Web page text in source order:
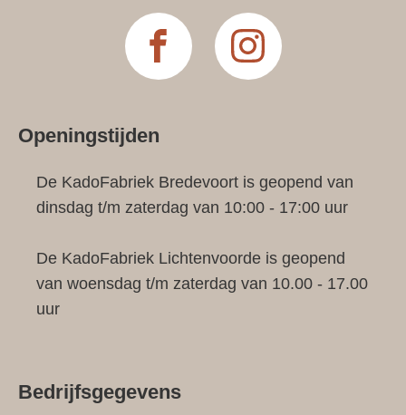
Openingstijden
De KadoFabriek Bredevoort is geopend van
dinsdag t/m zaterdag van 10:00 - 17:00 uur
De KadoFabriek Lichtenvoorde is geopend
van woensdag t/m zaterdag van 10.00 - 17.00
uur
Bedrijfsgegevens